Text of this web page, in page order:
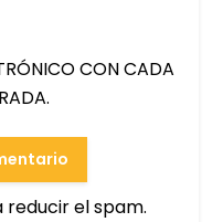
CON CADA
reducir el spam.